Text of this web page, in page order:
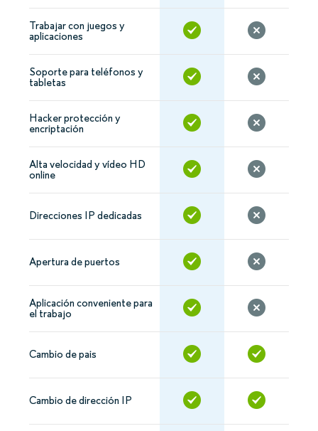
Trabajar con juegos y
aplicaciones
Soporte para teléfonos y
tabletas
Hacker protección y
encriptación
Alta velocidad y vídeo HD
online
Direcciones IP dedicadas
Apertura de puertos
Aplicación conveniente para
el trabajo
Cambio de pais
Cambio de dirección IP